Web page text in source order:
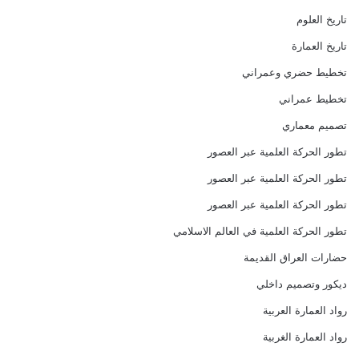
تاريخ العلوم
تاريخ العمارة
تخطيط حضري وعمراني
تخطيط عمراني
تصميم معماري
تطور الحركة العلمية عبر العصور
تطور الحركة العلمية عبر العصور
تطور الحركة العلمية عبر العصور
تطور الحركة العلمية في العالم الاسلامي
حضارات العراق القديمة
ديكور وتصميم داخلي
رواد العمارة العربية
رواد العمارة الغربية